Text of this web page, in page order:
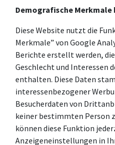
Demografische Merkmale
Diese Website nutzt die
Merkmale” von Google
Berichte erstellt werden,
Geschlecht und Interessen
enthalten. Diese Daten
interessenbezogener
Besucherdaten von
keiner bestimmten Person
können diese Funktion
Anzeigeneinstellungen in